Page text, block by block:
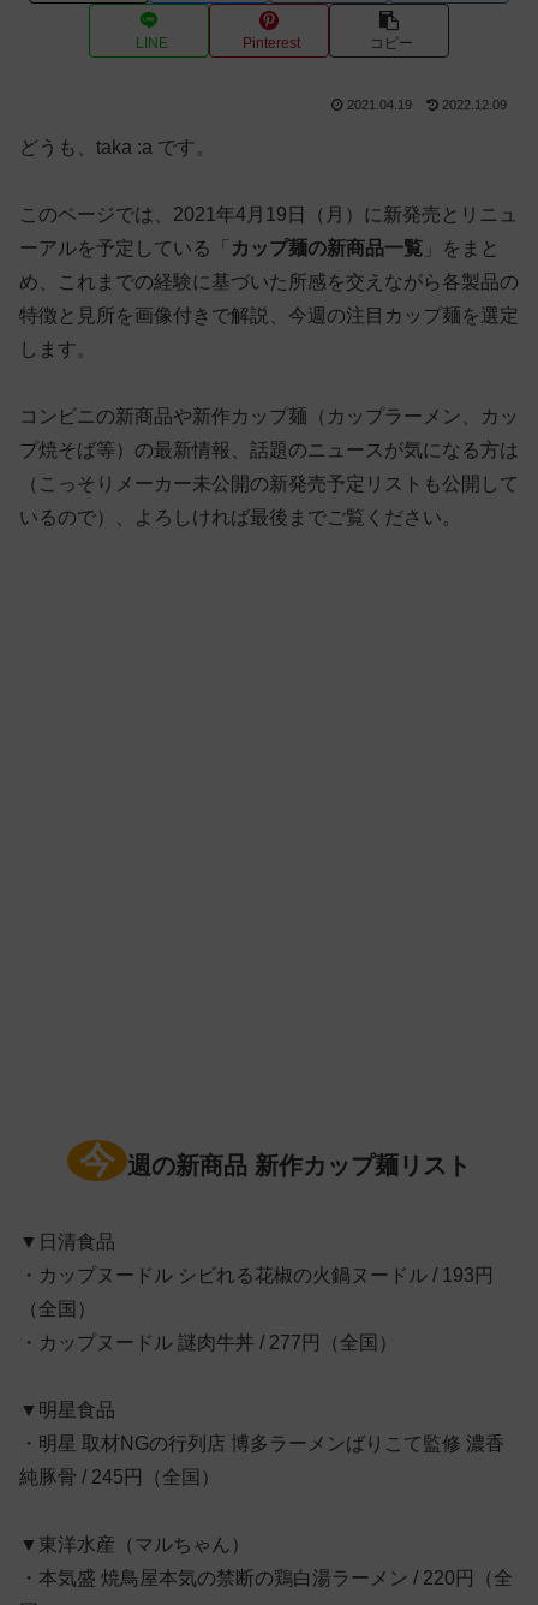
LINE Pinterest コピー
2021.04.19 2022.12.09
どうも、taka :a です。
このページでは、2021年4月19日（月）に新発売とリニュ
ーアルを予定している「 カップ麺の新商品一覧 」をまと
め、これまでの経験に基づいた所感を交えながら各製品の
特徴と見所を画像付きで解説、今週の注目カップ麺を選定
します。
コンビニの新商品や新作カップ麺（カップラーメン、カッ
プ焼そば等）の最新情報、話題のニュースが気になる方は
（こっそりメーカー未公開の新発売予定リストも公開して
いるので）、よろしければ最後までご覧ください。
今 週の新商品 新作カップ麺リスト
▼日清食品
・カップヌードル シビれる花椒の火鍋ヌードル / 193円
（全国）
・カップヌードル 謎肉牛丼 / 277円（全国）
▼明星食品
・明星 取材NGの行列店 博多ラーメンばりこて監修 濃香
純豚骨 / 245円（全国）
▼東洋水産（マルちゃん）
・本気盛 焼鳥屋本気の禁断の鶏白湯ラーメン / 220円（全